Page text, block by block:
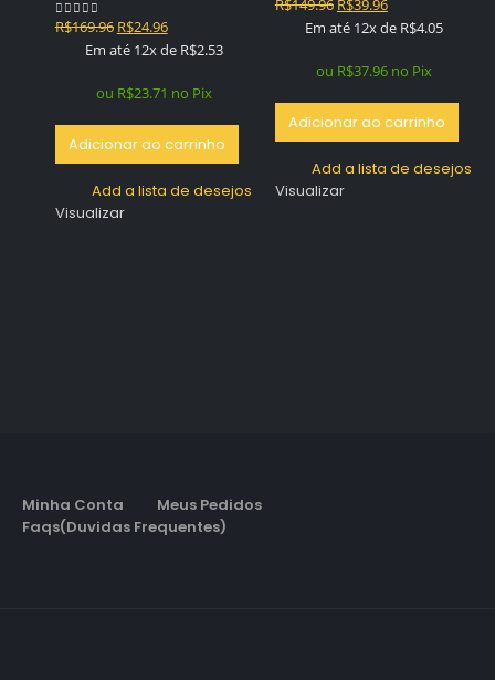
0out of 5
R$169.96 O
preço
era:
R$24.96O
preço
é:
Em até 12x de R$2.53
ou R$23.71 no Pix
Adicionar ao carrinho
Add a lista de desejos
Visualizar
0out of 5
R$149.96
preço
era:
R$39.96
preço
é:
Em até 12x de R$4.05
ou R$37.96 no Pix
Adicionar ao carrinho
Add a lista de desejos
Visualizar
Minha Conta
Meus Pedidos
Faqs(Duvidas Frequentes)